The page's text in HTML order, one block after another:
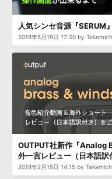
効果音 »
BGM »
お問い合わせ »
APS
SLS
人気シンセ音源『SERUM
2018年5月18日 17:00 by
OUTPUT社新作『Analog
外一言レビュー（日本語訳
2018年2月15日 14:15 by